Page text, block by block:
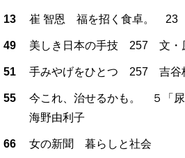
13 崔 智恩 福を招く食卓。 23
49 美しき日本の手技 257 文・
51 手みやげをひとつ 257 吉谷
55
今これ、治せるかも。 ５「
海野由利子
66 女の新聞 暮らしと社会